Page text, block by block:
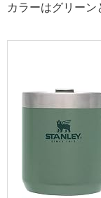
カラーはグリーン